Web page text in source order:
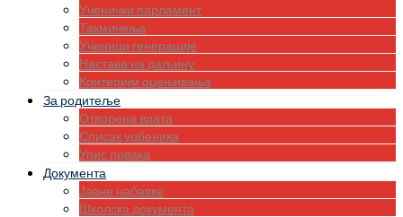
Ученички парламент
Такмичења
Ученици генерације
Настава на даљину
Критеријм оцењивања
За родитеље
Отворена врата
Списак уџбеника
Упис првака
Документа
Јавне набавке
Школска документа